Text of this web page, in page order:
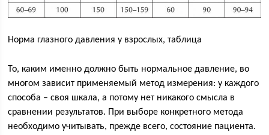
Норма глазного давления у взрослых, таблица
То, каким именно должно быть нормальное давление, во
многом зависит применяемый метод измерения: у каждого
способа – своя шкала, а потому нет никакого смысла в
сравнении результатов. При выборе конкретного метода
необходимо учитывать, прежде всего, состояние пациента.